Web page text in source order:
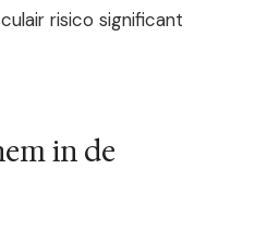
risico significant
in de